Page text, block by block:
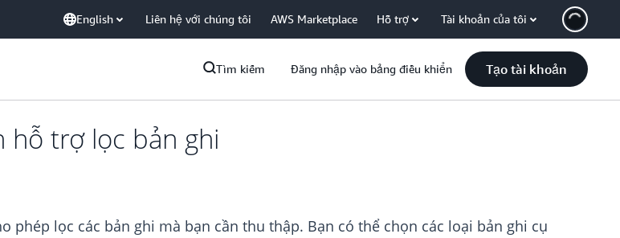
English Liên hệ với chúng tôi AWS Marketplace Hỗ trợ Tài khoản của tôi
Tìm kiếm Đăng nhập vào bảng điều khiển Tạo tài khoản
hỗ trợ lọc bản ghi
phép lọc các bản ghi mà bạn cần thu thập. Bạn có thể chọn các loại bản ghi cụ